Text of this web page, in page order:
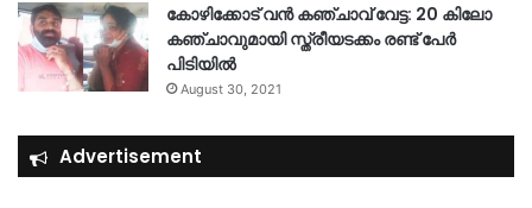
കോഴിക്കോട് വൻ കഞ്ചാവ് വേട്ട: 20 കിലോ
കഞ്ചാവുമായി സ്ത്രീയടക്കം രണ്ട് പേർ
പിടിയിൽ
August 30, 2021
Advertisement